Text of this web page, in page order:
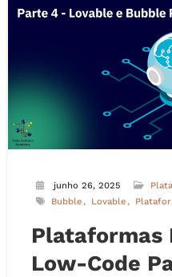
junho 26, 2025
Bubble
Lovable
Plataformas
Low-Code